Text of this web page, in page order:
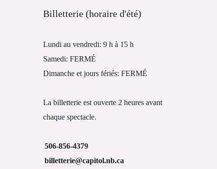
Billetterie (horaire d'été)
Lundi au vendredi: 9 h à 15 h
Samedi: FERMÉ
Dimanche et jours fériés: FERMÉ
La billetterie est ouverte 2 heures avant
chaque spectacle.
506-856-4379
billetterie@capitol.nb.ca